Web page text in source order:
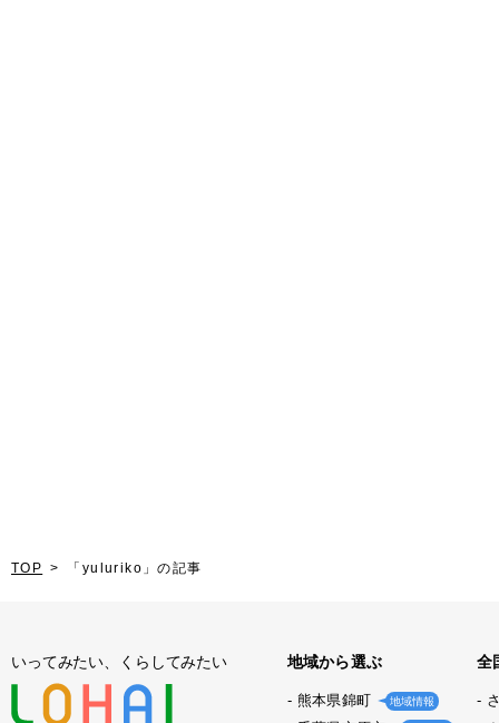
TOP 「yuluriko」の記事
いってみたい、くらしてみたい 地域から選ぶ
熊本県錦町 地域情報
全